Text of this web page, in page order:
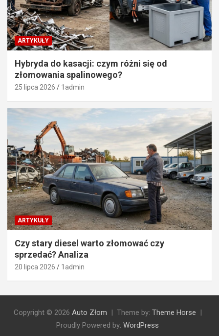
ARTYKUŁY
Hybryda do kasacji: czym różni się od
złomowania spalinowego?
25 lipca 2026 1admin
ARTYKUŁY
Czy stary diesel warto złomować czy
sprzedać? Analiza
20 lipca 2026 1admin
Copyright © 2026 Auto Złom Theme by: Theme Horse
Proudly Powered by: WordPress